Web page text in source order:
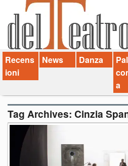
News
Palazzi consiglia
Video
Chi siamo
Contatti
dT in English
Recens
ioni
News Danza
a
Tag Archives: Cinzia